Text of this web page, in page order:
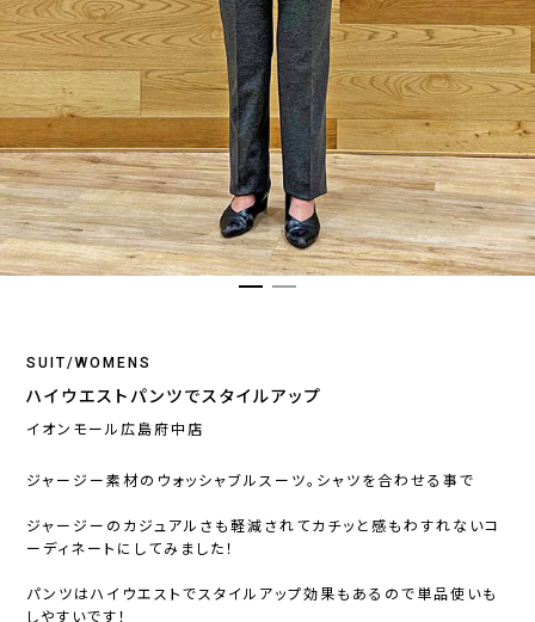
SUIT/WOMENS
ハイウエストパンツでスタイルアップ
イオンモール広島府中店
ジャージー素材のウォッシャブルスーツ。シャツを合わせる事で
ジャージーのカジュアルさも軽減されてカチッと感もわすれないコ
ーディネートにしてみました！
パンツはハイウエストでスタイルアップ効果もあるので単品使いも
しやすいです！